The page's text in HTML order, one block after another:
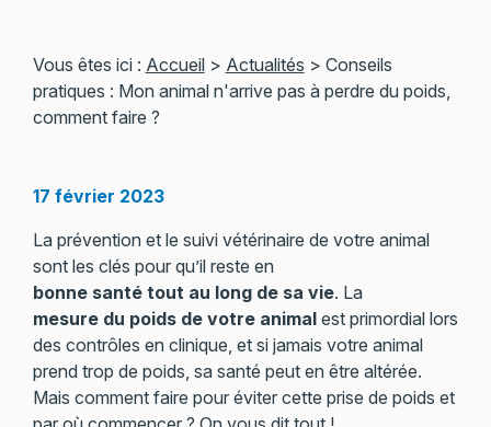
Vous êtes ici : Accueil> Actualités > Conseils
pratiques : Mon animal n'arrive pas à perdre du poids,
comment faire ?
17 février 2023
La prévention et le suivi vétérinaire de votre animal
sont les clés pour qu’il reste en
bonne santé tout au long de sa vie. La
mesure du poids de votre animalest primordial lors
des contrôles en clinique, et si jamais votre animal
prend trop de poids, sa santé peut en être altérée.
Mais comment faire pour éviter cette prise de poids et